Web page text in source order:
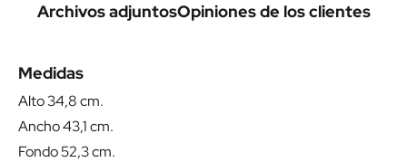
Archivos adjuntosOpiniones de los clientes
Medidas
Alto 34,8 cm.
Ancho 43,1 cm.
Fondo 52,3 cm.